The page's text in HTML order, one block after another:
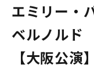
エミリー・
ベルノルド
【大阪公演】